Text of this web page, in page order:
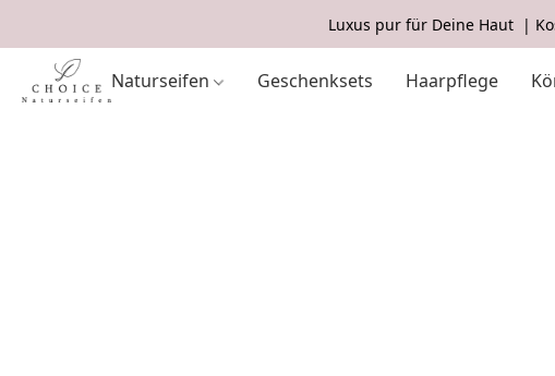
Luxus pur für Deine Haut |
Naturseifen Geschenksets Haarpflege